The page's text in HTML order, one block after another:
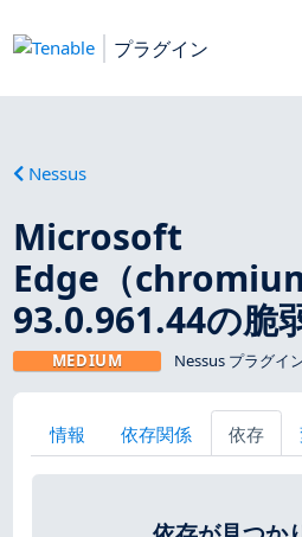
プラグイン
Nessus
Microsoft
Edge（
93.0.961.44の脆
MEDIUM Nessus プラグイ
情報 依存関係 依存